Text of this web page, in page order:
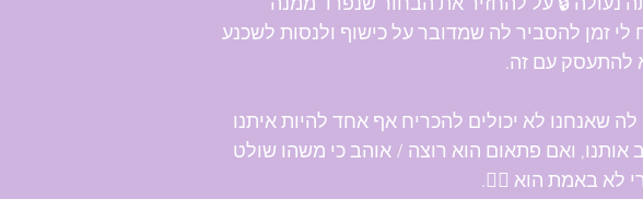
נעולה 🔒 על להחזיר את הבחור שנפרד ממנה
לי זמן להסביר לה שמדובר על כישוף ולנסות לשכנע
להתעסק עם זה.
שאנחנו לא יכולים להכריח אף אחד להיות איתנו
אותנו, ואם פתאום הוא רוצה / אוהב כי משהו שולט
לא באמת הוא 🤷‍♂️.